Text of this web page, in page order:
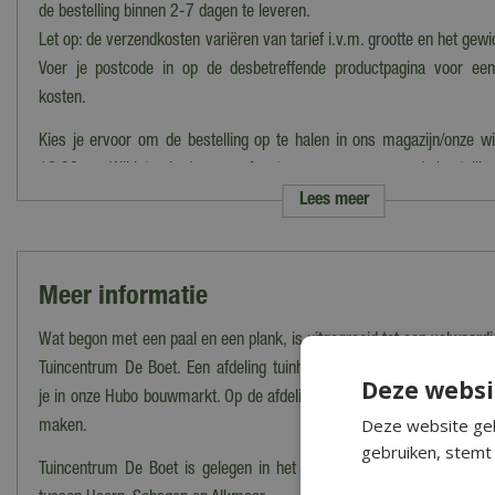
de bestelling binnen 2-7 dagen te leveren.
Let op: de verzendkosten variëren van tarief i.v.m. grootte en het
Voer je postcode in op de desbetreffende productpagina voor
kosten.
Kies je ervoor om de bestelling op te halen in ons magazijn/onze
Bezorgen op Waddeneilanden/Zeeland
Heb je meer vragen over het bestellen, bezorgen en/of afhalen kun je
vragen bekijken. Kom je er toch niet uit? Dan kun je altijd contact
klantenservice via het
contactformulier
Lees meer
Meer informatie
Wat begon met een paal en een plank, is uitgegroeid tot een
Tuincentrum De Boet. Een afdeling tuinhout speciaal voor de
je in onze Hubo bouwmarkt. Op de afdeling tuinhout vind je alles om
maken.
Tuincentrum De Boet is gelegen in het hart van Noord-Holland,
Deze
Deze website
gebruiken,